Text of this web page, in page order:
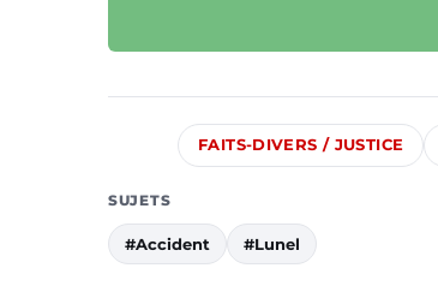
FAITS-DIVERS / JUSTICE
SUJETS
#Accident #Lunel